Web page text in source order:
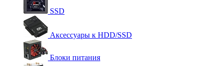
SSD
Аксессуары к HDD/SSD
Блоки питания